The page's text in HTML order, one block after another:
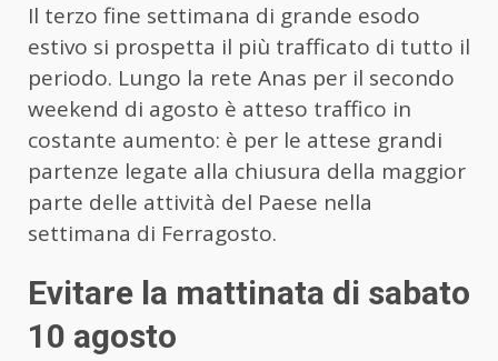
Il terzo fine settimana di grande esodo
estivo si prospetta il più trafficato di tutto il
periodo. Lungo la rete Anas per il secondo
weekend di agosto è atteso traffico in
costante aumento: è per le attese grandi
partenze legate alla chiusura della maggior
parte delle attività del Paese nella
settimana di Ferragosto.
Evitare la mattinata di sabato
10 agosto